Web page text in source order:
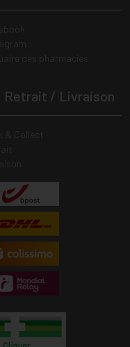
Retrait / Livraison